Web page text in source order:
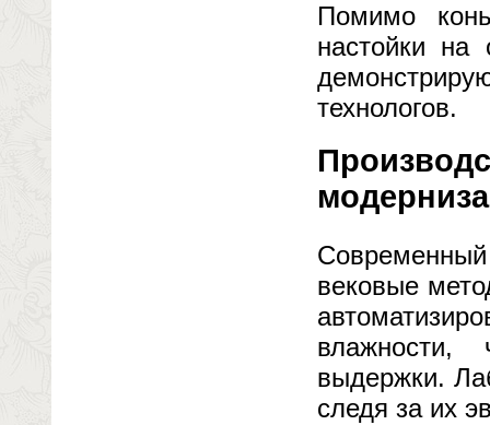
Помимо
настойки
технологов.
вековые
влажности,
выдержки.
следя за их